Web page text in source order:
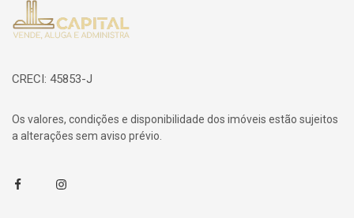
Página inicial
CRECI: 45853-J
Os valores, condições e disponibilidade dos imóveis estão sujeitos
a alterações sem aviso prévio.
FacebookInstagram